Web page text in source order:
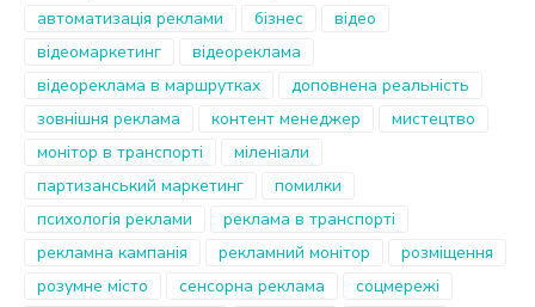
автоматизація реклами
бізнес
відео
відеомаркетинг
відеореклама
відеореклама в маршрутках
доповнена реальність
зовнішня реклама
контент менеджер
мистецтво
монітор в транспорті
міленіали
партизанський маркетинг
помилки
психологія реклами
реклама в транспорті
рекламна кампанія
рекламний монітор
розміщення
розумне місто
сенсорна реклама
соцмережі